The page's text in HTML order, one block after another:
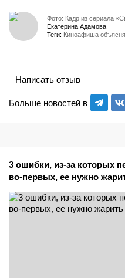
Фото: Кадр из сериала
Екатерина Адамова
Теги: Киноафиша
Больше новостей в
Написать отзыв
3 ошибки, из-за которых
во-первых, ее нужно